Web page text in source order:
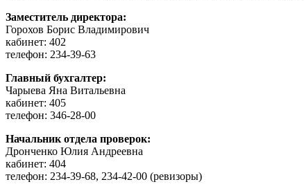
Заместитель директора:
Горохов Борис Владимирович
кабинет: 402
телефон: 234-39-63
Главный бухгалтер:
Чарыева Яна Витальевна
кабинет: 405
телефон: 346-28-00
Начальник отдела проверок:
Дронченко Юлия Андреевна
кабинет: 404
телефон: 234-39-68, 234-42-00 (ревизоры)